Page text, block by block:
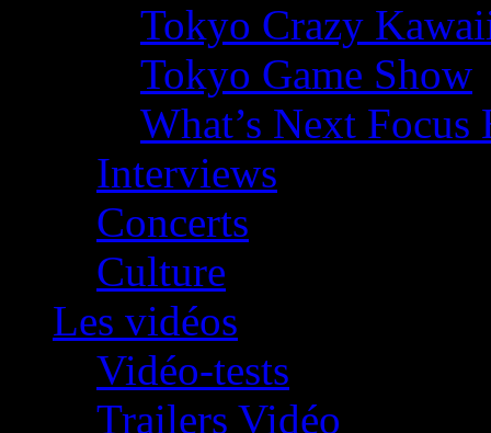
Tokyo Crazy
Tokyo Game Show
What’s Next
Interviews
Concerts
Culture
Les vidéos
Vidéo-tests
Trailers Vidéo